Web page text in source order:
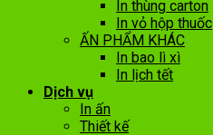
In thùng carton
In vỏ hộp thuốc
ẤN PHẨM KHÁC
In bao lì xì
In lịch tết
Dịch vụ
In ấn
Thiết kế